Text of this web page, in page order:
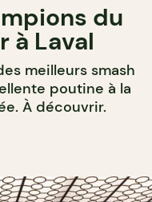
du
à Laval
meilleurs smash
poutine à la
À découvrir.